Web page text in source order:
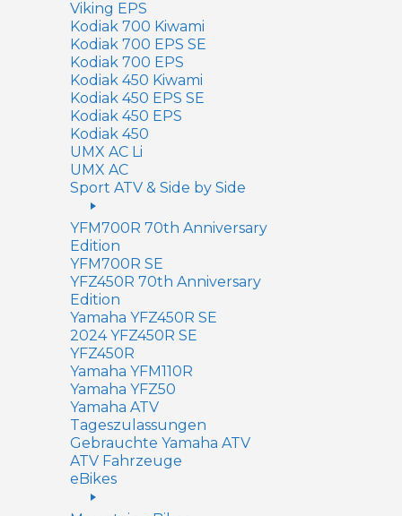
Viking EPS
Kodiak 700 Kiwami
Kodiak 700 EPS SE
Kodiak 700 EPS
Kodiak 450 Kiwami
Kodiak 450 EPS SE
Kodiak 450 EPS
Kodiak 450
UMX AC Li
UMX AC
Sport ATV & Side by Side
YFM700R 70th Anniversary
Edition
YFM700R SE
YFZ450R 70th Anniversary
Edition
Yamaha YFZ450R SE
2024 YFZ450R SE
YFZ450R
Yamaha YFM110R
Yamaha YFZ50
Yamaha ATV
Tageszulassungen
Gebrauchte Yamaha ATV
ATV Fahrzeuge
eBikes